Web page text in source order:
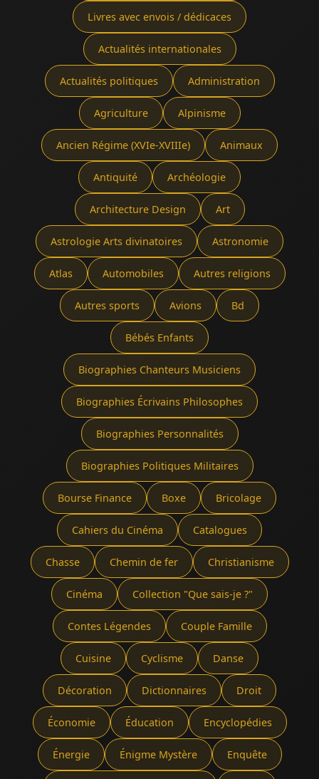
Livres avec envois / dédicaces
Actualités internationales
Actualités politiques Administration
Agriculture Alpinisme
Ancien Régime (XVIe-XVIIIe) Animaux
Antiquité Archéologie
Architecture Design Art
Astrologie Arts divinatoires Astronomie
Atlas Automobiles Autres religions
Autres sports Avions Bd
Bébés Enfants
Biographies Chanteurs Musiciens
Biographies Écrivains Philosophes
Biographies Personnalités
Biographies Politiques Militaires
Bourse Finance Boxe Bricolage
Cahiers du Cinéma Catalogues
Chasse Chemin de fer Christianisme
Cinéma Collection "Que sais-je ?"
Contes Légendes Couple Famille
Cuisine Cyclisme Danse
Décoration Dictionnaires Droit
Économie Éducation Encyclopédies
Énergie Énigme Mystère Enquête